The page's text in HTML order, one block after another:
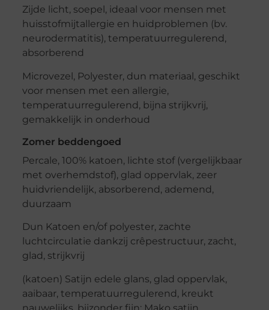
Zijde licht, soepel, ideaal voor mensen met
huisstofmijtallergie en huidproblemen (bv.
neurodermatitis), temperatuurregulerend,
absorberend
Microvezel, Polyester, dun materiaal, geschikt
voor mensen met een allergie,
temperatuurregulerend, bijna strijkvrij,
gemakkelijk in onderhoud
Zomer beddengoed
Percale, 100% katoen, lichte stof (vergelijkbaar
met overhemdstof), glad oppervlak, zeer
huidvriendelijk, absorberend, ademend,
duurzaam
Dun Katoen en/of polyester, zachte
luchtcirculatie dankzij crêpestructuur, zacht,
glad, strijkvrij
(katoen) Satijn edele glans, glad oppervlak,
aaibaar, temperatuurregulerend, kreukt
nauwelijks, bijzonder fijn: Mako satijn